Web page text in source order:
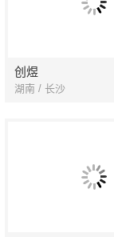
创煜
湖南 / 长沙